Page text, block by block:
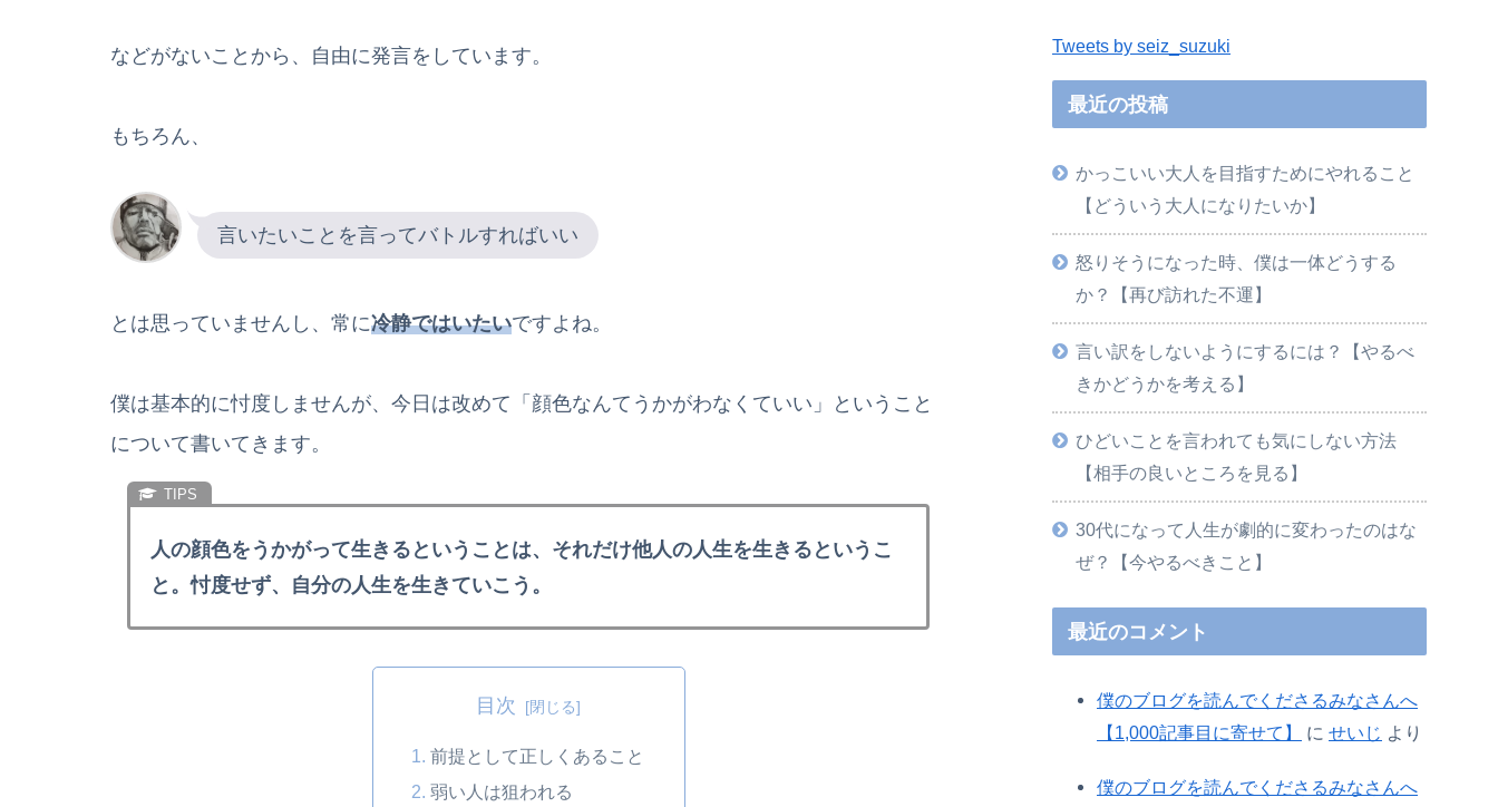
などがないことから、自由に発言をしています。
もちろん、
言いたいことを言ってバトルすればいい
とは思っていませんし、常に冷静ではいたいですよね。
僕は基本的に忖度しませんが、今日は改めて「顔色なんてうかがわなくていい」ということ
について書いてきます。
人の顔色をうかがって生きるということは、それだけ他人の人生を生きるというこ
と。忖度せず、自分の人生を生きていこう。
目次
前提として正しくあること
弱い人は狙われる
Tweets by seiz_suzuki
最近の投稿
かっこいい大人を目指すためにやれること
【どういう大人になりたいか】
怒りそうになった時、僕は一体どうする
か？【再び訪れた不運】
言い訳をしないようにするには？【やるべ
きかどうかを考える】
ひどいことを言われても気にしない方法
【相手の良いところを見る】
30代になって人生が劇的に変わったのはな
ぜ？【今やるべきこと】
最近のコメント
僕のブログを読んでくださるみなさんへ
【1,000記事目に寄せて】
に せいじ より
僕のブログを読んでくださるみなさんへ